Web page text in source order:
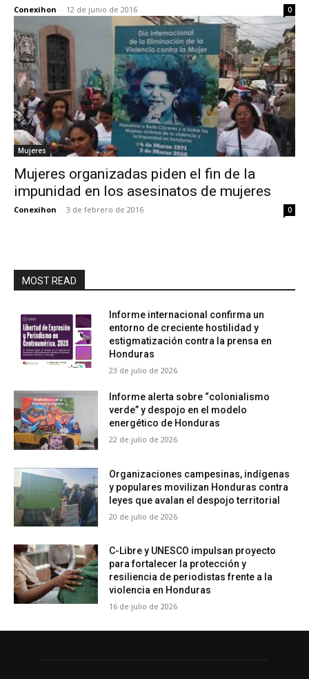
Conexihon - 12 de junio de 2016 0
Mujeres
Mujeres organizadas piden el fin de la
impunidad en los asesinatos de mujeres
Conexihon - 3 de febrero de 2016 0
MOST READ
Informe internacional confirma un
entorno de creciente hostilidad y
estigmatización contra la prensa en
Honduras
23 de julio de 2026
Informe alerta sobre “colonialismo
verde” y despojo en el modelo
energético de Honduras
22 de julio de 2026
Organizaciones campesinas, indígenas
y populares movilizan Honduras contra
leyes que avalan el despojo territorial
20 de julio de 2026
C-Libre y UNESCO impulsan proyecto
para fortalecer la protección y
resiliencia de periodistas frente a la
violencia en Honduras
16 de julio de 2026